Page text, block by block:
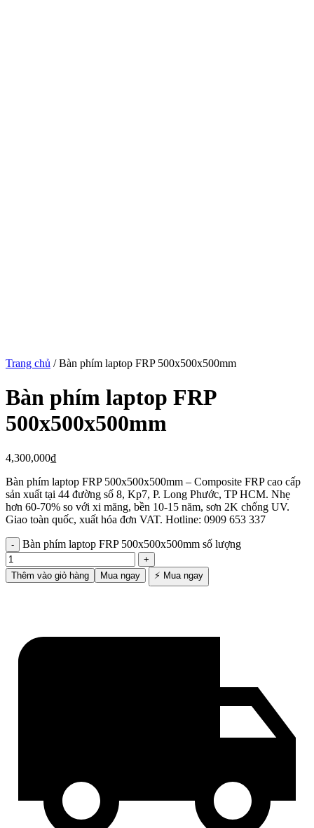
Trang chủ /Bàn phím laptop FRP 500x500x500mm
Bàn phím laptop FRP
500x500x500mm
4,300,000₫
Bàn phím laptop FRP 500x500x500mm – Composite FRP cao cấp
sản xuất tại 44 đường số 8, Kp7, P. Long Phước, TP HCM. Nhẹ
hơn 60-70% so với xi măng, bền 10-15 năm, sơn 2K chống UV.
Giao toàn quốc, xuất hóa đơn VAT. Hotline: 0909 653 337
Bàn phím laptop FRP 500x500x500mm số lượng
Thêm vào giỏ hàng Mua ngay ⚡ Mua ngay